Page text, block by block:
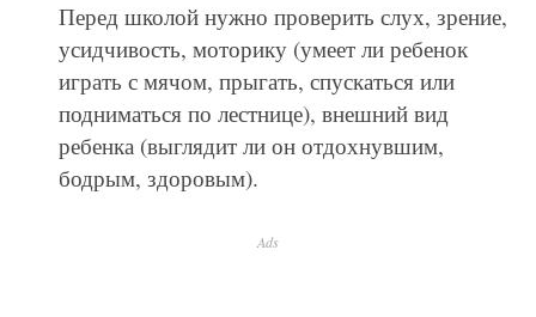
Перед школой нужно проверить слух, зрение,
усидчивость, моторику (умеет ли ребенок
играть с мячом, прыгать, спускаться или
подниматься по лестнице), внешний вид
ребенка (выглядит ли он отдохнувшим,
бодрым, здоровым).
Ads